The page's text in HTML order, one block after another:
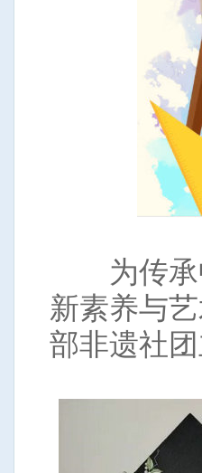
为传承中
新素养与
部非遗社